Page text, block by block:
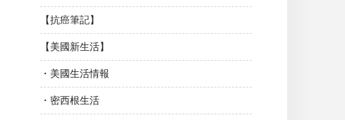
【抗癌筆記】
【美國新生活】
・美國生活情報
・密西根生活